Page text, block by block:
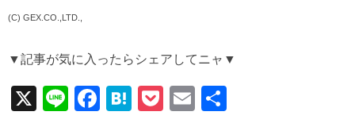
(C) GEX.CO.,LTD.,
▼記事が気に入ったらシェアしてニャ▼
X
Li
F
H
P
E